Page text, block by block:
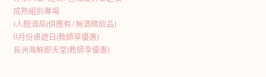
成熟組別專場
i人輕酒局(供應有/無酒精飲品)
8月份桌遊日(教師享優惠)
長洲海鮮即天堂(教師享優惠)